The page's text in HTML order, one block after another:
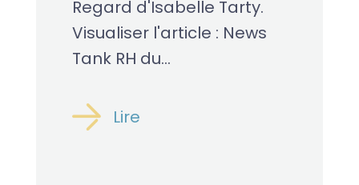
Regard d'Isabelle Tarty.
Visualiser l'article : News
Tank RH du...
Lire